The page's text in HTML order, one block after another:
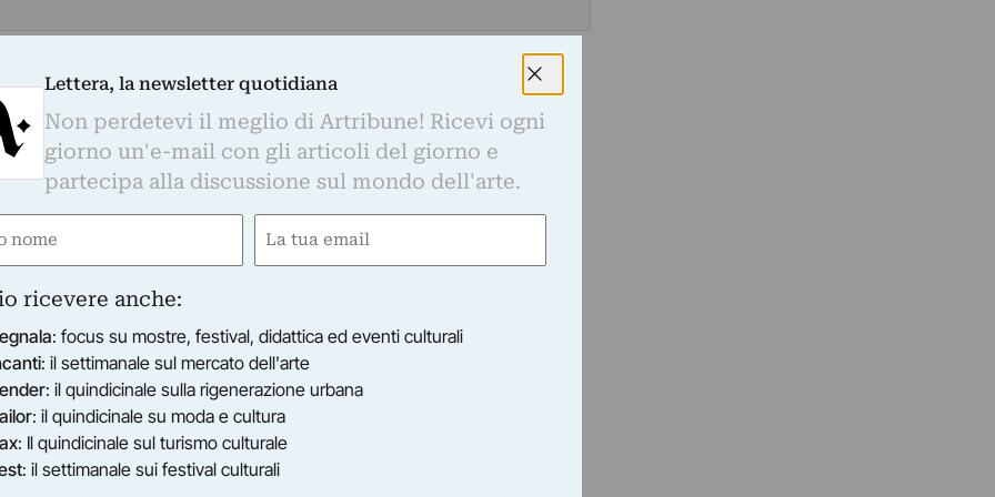
nella galleria di Pietrasanta le opere di
SOTTSASS. Le tele e le carte dipinte di Elena
vengono accostate alle storiche
di Ettore Sottsass realizzate da Alessio
arte e decorazione, avvia la propria ricerca
con lo studio Peregalli nell’ambito della
si trasferisce a Sarzana. Attraverso la
del nonno, Gian Carozzi si avvicina alla pittura.
Lettera, la newsletter quotidiana
Non perdetevi il meglio di Artribune! Ricevi ogni
giorno un'e-mail con gli articoli del giorno e
partecipa alla discussione sul mondo dell'arte.
Email
ricevere anche:
: focus su mostre, festival, didattica ed eventi culturali
: il settimanale sul mercato dell'arte
: il quindicinale sulla rigenerazione urbana
: il quindicinale su moda e cultura
: Il quindicinale sul turismo culturale
: il settimanale sui festival culturali